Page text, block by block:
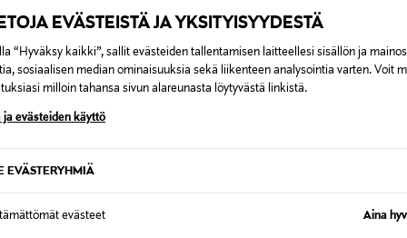
EVÄSTEISTÄ JA YKSITYISYYDESTÄ
“Hyväksy kaikki”, sallit evästeiden tallentamisen laitteellesi sisällön ja
sosiaalisen median ominaisuuksia sekä liikenteen analysointia varten. Voit
milloin tahansa sivun alareunasta löytyvästä linkistä.
ja evästeiden käyttö
EVÄSTERYHMIÄ
evästeet Aina